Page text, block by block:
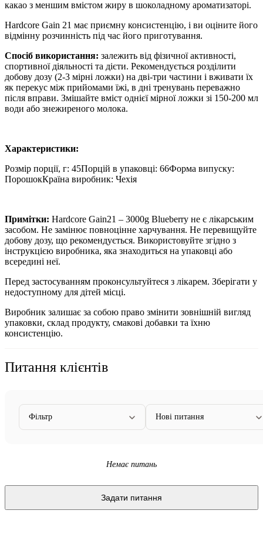
какао з меншим вмістом жиру в шоколадному ароматизаторі.
Hardcore Gain 21 має приємну консистенцію, і ви оціните його
відмінну розчинність під час його приготування.
Спосіб використання: залежить від фізичної активності,
спортивної діяльності та дієти. Рекомендується розділити
добову дозу (2-3 мірні ложки) на дві-три частини і вживати їх
як перекус між прийомами їжі, в дні тренувань переважно
після вправи. Змішайте вміст однієї мірної ложки зі 150-200 мл
води або знежиреного молока.
Характеристики:
Розмір порції, г: 45Порцій в упаковці: 66Форма випуску:
ПорошокКраїна виробник: Чехія
Примітки: Hardcore Gain21 – 3000g Blueberry не є лікарським
засобом. Не замінює повноцінне харчування. Не перевищуйте
добову дозу, що рекомендується. Використовуйте згідно з
інструкцією виробника, яка знаходиться на упаковці або
всередині неї.
Перед застосуванням проконсультуйтеся з лікарем. Зберігати у
недоступному для дітей місці.
Виробник залишає за собою право змінити зовнішній вигляд
упаковки, склад продукту, смакові добавки та їхню
консистенцію.
Питання клієнтів
Фільтр Нові питання
Немає питань
Задати питання